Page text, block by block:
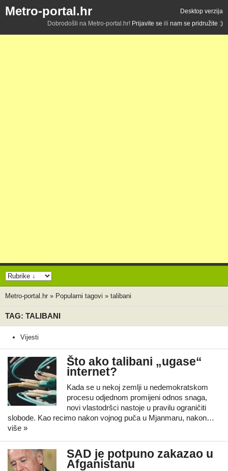
Metro-portal.hr
Desktop verzija
Dobrodošli na Metro-portal.hr! Prijavite se ili nam se pridružite :)
Metro-portal.hr » Popularni tagovi » talibani
TAG: TALIBANI
Vijesti
Što ako talibani „ugase“
internet?
Kada se u nekoj zemlji u nedemokratskom
procesu odjednom promijeni odnos snaga,
novi vlastodršci nastoje u pravilu ograničiti
slobode. Kao recimo nakon vojnog puča u Mjanmaru, nakon…
više »
SAD je potpuno zakazao u
Afganistanu